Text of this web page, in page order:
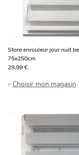
Store enrouleur jour nuit
75x250cm
29,99 €
Choisir mon magasin